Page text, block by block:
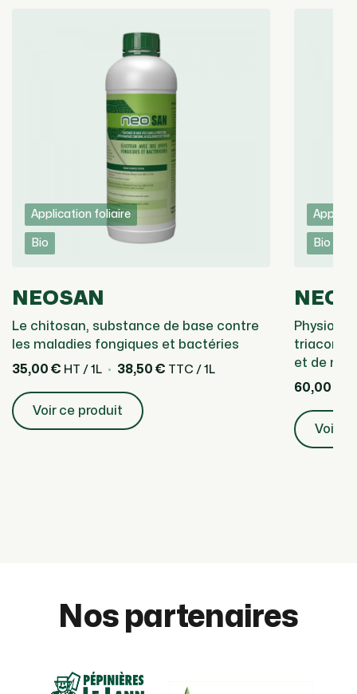
Application foliaire
Bio
NEOSAN
Le chitosan, substance de base contre
les maladies fongiques et bactéries
35,00 € HT / 1L 38,50 € TTC / 1L
Voir ce produit
Bio
et de
60,00 €
Voir
Nos partenaires